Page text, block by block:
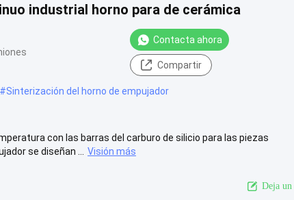
industrial horno para de cerámica
Contacta ahora
Compartir
#Sinterización del horno de empujador
con las barras del carburo de silicio para las piezas
se diseñan ...
Visión más
Deja un